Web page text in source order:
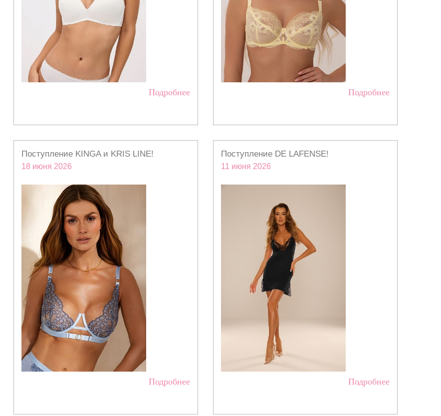
Подробнее
Поступление KINGA и KRIS LINE!
18 июня 2026
Подробнее
Подробнее
Поступление DE LAFENSE!
11 июня 2026
Подробнее